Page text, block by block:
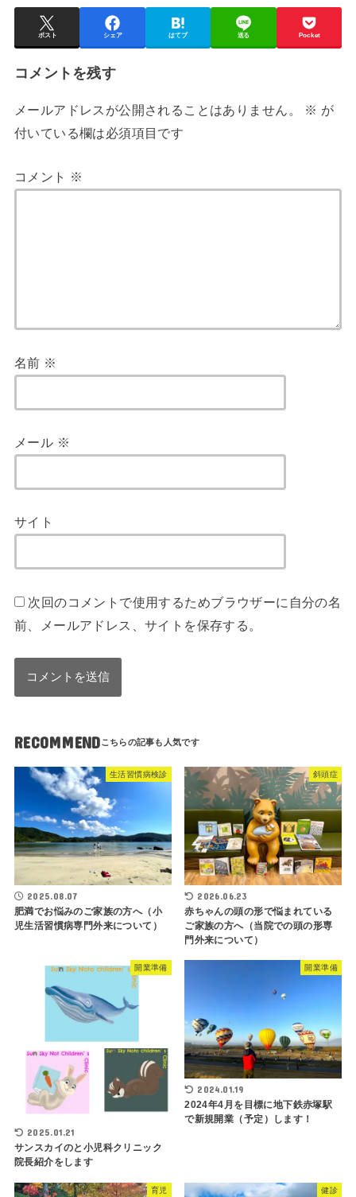
ポスト シェア はてブ 送る Pocket
コメントを残す
メールアドレスが公開されることはありません。 ※ が
付いている欄は必須項目です
コメント ※
名前 ※
メール ※
サイト
次回のコメントで使用するためブラウザーに自分の名
前、メールアドレス、サイトを保存する。
RECOMMEND
生活習慣病検診
2025.08.07
肥満でお悩みのご家族の方へ（小
児生活習慣病専門外来について）
斜頭症
2026.06.23
赤ちゃんの頭の形で悩まれている
ご家族の方へ（当院での頭の形専
門外来について）
開業準備
2025.01.21
サンスカイのと小児科クリニック
院長紹介をします
開業準備
2024.01.19
2024年4月を目標に地下鉄赤塚駅
で新規開業（予定）します！
育児 健診